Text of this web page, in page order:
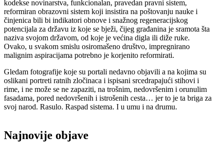
kodekse novinarstva, funkcionalan, pravedan pravni sistem,
reformiran obrazovni sistem koji insistira na poštovanju nauke i
činjenica bili bi indikatori obnove i snažnog regeneracijskog
potencijala za državu iz koje se bježi, čijeg građanina je sramota šta
naziva svojom državom, od koje je većina digla ili diže ruke.
Ovako, u svakom smislu osiromašeno društvo, impregnirano
malignim aspiracijama potrebno je korjenito reformirati.
Gledam fotografije koje su portali nedavno objavili a na kojima su
oslikani portreti ratnih zločinaca i ispisani srcedrapajući stihovi i
rime, i ne može se ne zapaziti, na trošnim, nedovršenim i orunulim
fasadama, pored nedovršenih i istrošenih cesta… jer to je ta briga za
svoj narod. Rasulo. Raspad sistema. I u umu i na drumu.
Najnovije objave